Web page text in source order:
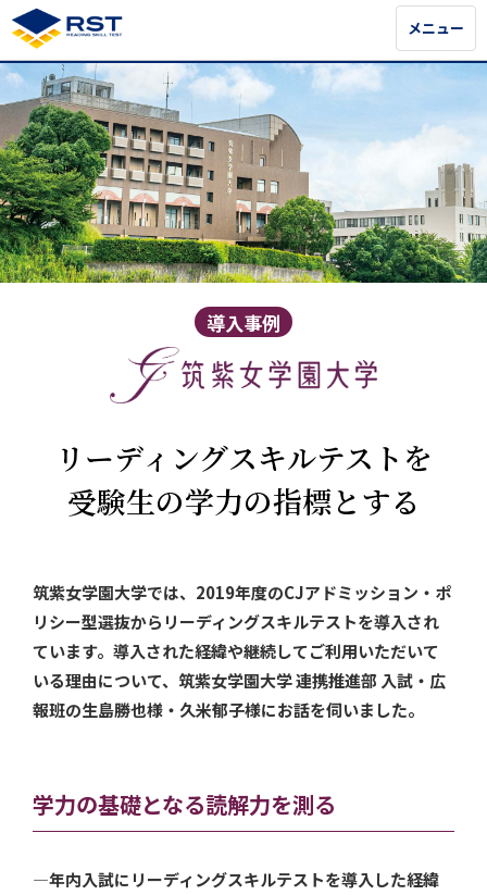
メニュー
メニュー
導入事例
リーディングスキルテストを
受験生の学力の指標とする
筑紫女学園大学では、2019年度のCJアドミッション・ポ
リシー型選抜からリーディングスキルテストを導入され
ています。導入された経緯や継続してご利用いただいて
いる理由について、筑紫女学園大学 連携推進部 入試・広
報班の生島勝也様・久米郁子様にお話を伺いました。
学力の基礎となる読解力を測る
—年内入試にリーディングスキルテストを導入した経緯